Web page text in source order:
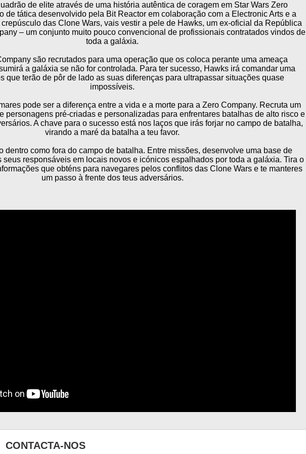
de elite através de uma história autêntica de coragem em Star Wars Zero
tática desenvolvido pela Bit Reactor em colaboração com a Electronic Arts e a
das Clone Wars, vais vestir a pele de Hawks, um ex-oficial da República
– um conjunto muito pouco convencional de profissionais contratados vindos de
toda a galáxia.
são recrutados para uma operação que os coloca perante uma ameaça
a galáxia se não for controlada. Para ter sucesso, Hawks irá comandar uma
que terão de pôr de lado as suas diferenças para ultrapassar situações quase
impossíveis.
pode ser a diferença entre a vida e a morte para a Zero Company. Recruta um
personagens pré-criadas e personalizadas para enfrentares batalhas de alto risco e
A chave para o sucesso está nos laços que irás forjar no campo de batalha,
virando a maré da batalha a teu favor.
dentro como fora do campo de batalha. Entre missões, desenvolve uma base de
seus responsáveis em locais novos e icónicos espalhados por toda a galáxia. Tira o
que obténs para navegares pelos conflitos das Clone Wars e te manteres
um passo à frente dos teus adversários.
CONTACTA-NOS